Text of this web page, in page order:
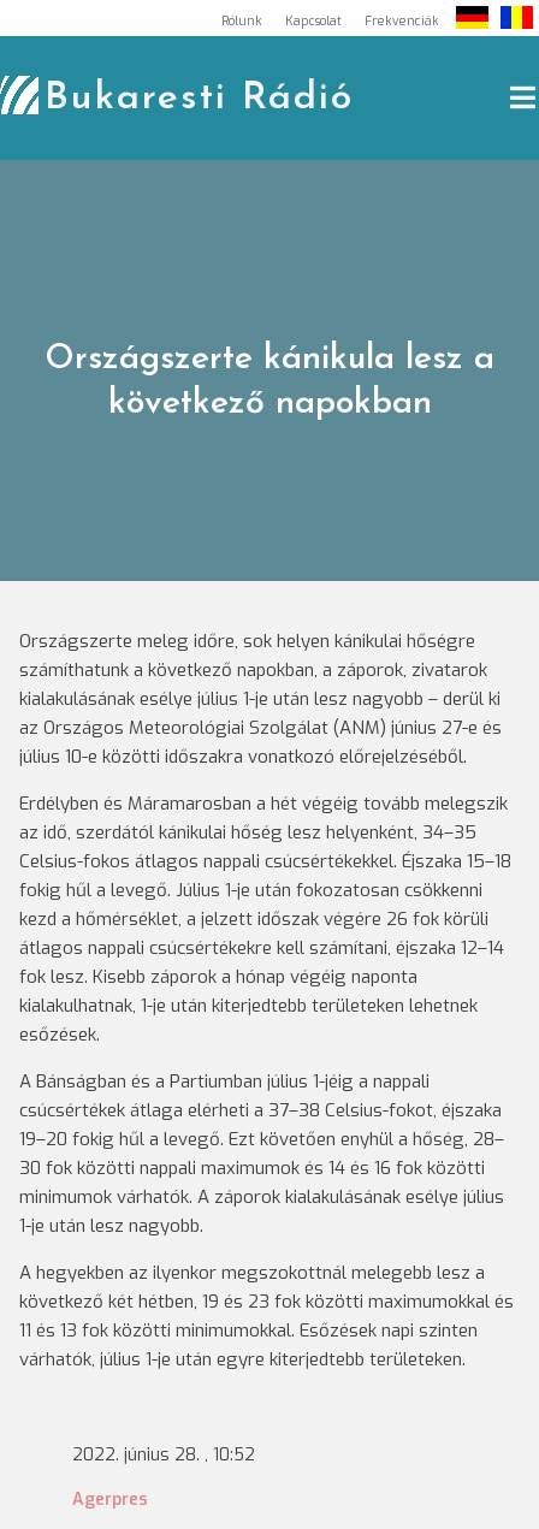
to
content
Rólunk Kapcsolat Frekvenciák
Bukaresti Rádió
Országszerte kánikula lesz a
következő napokban
Országszerte meleg időre, sok helyen kánikulai hőségre
számíthatunk a következő napokban, a záporok, zivatarok
kialakulásának esélye július 1-je után lesz nagyobb – derül ki
az Országos Meteorológiai Szolgálat (ANM) június 27-e és
július 10-e közötti időszakra vonatkozó előrejelzéséből.
Erdélyben és Máramarosban a hét végéig tovább melegszik
az idő, szerdától kánikulai hőség lesz helyenként, 34–35
Celsius-fokos átlagos nappali csúcsértékekkel. Éjszaka 15–18
fokig hűl a levegő. Július 1-je után fokozatosan csökkenni
kezd a hőmérséklet, a jelzett időszak végére 26 fok körüli
átlagos nappali csúcsértékekre kell számítani, éjszaka 12–14
fok lesz. Kisebb záporok a hónap végéig naponta
kialakulhatnak, 1-je után kiterjedtebb területeken lehetnek
esőzések.
A Bánságban és a Partiumban július 1-jéig a nappali
csúcsértékek átlaga elérheti a 37–38 Celsius-fokot, éjszaka
19–20 fokig hűl a levegő. Ezt követően enyhül a hőség, 28–
30 fok közötti nappali maximumok és 14 és 16 fok közötti
minimumok várhatók. A záporok kialakulásának esélye július
1-je után lesz nagyobb.
A hegyekben az ilyenkor megszokottnál melegebb lesz a
következő két hétben, 19 és 23 fok közötti maximumokkal és
11 és 13 fok közötti minimumokkal. Esőzések napi szinten
várhatók, július 1-je után egyre kiterjedtebb területeken.
2022. június 28. , 10:52
Agerpres